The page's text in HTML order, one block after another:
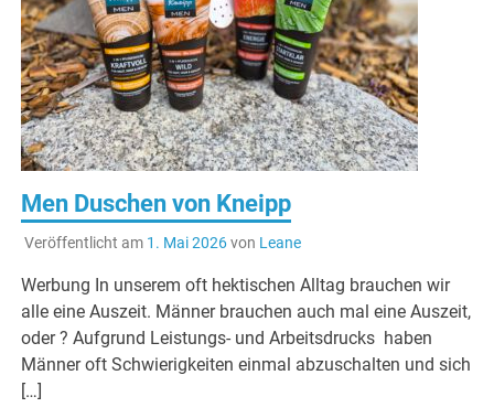
Men Duschen von Kneipp
Veröffentlicht am 1. Mai 2026von Leane
Werbung In unserem oft hektischen Alltag brauchen wir
alle eine Auszeit. Männer brauchen auch mal eine Auszeit,
oder ? Aufgrund Leistungs- und Arbeitsdrucks haben
Männer oft Schwierigkeiten einmal abzuschalten und sich
[…]